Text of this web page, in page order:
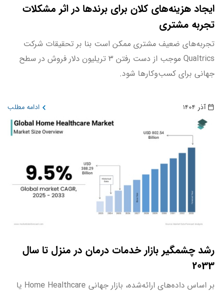
ایجاد هزینه‌های کلان برای برندها در اثر مشکلات
تجربه مشتری
تجربه‌های ضعیف مشتری ممکن است بنا بر تحقیقات شرکت
Qualtrics موجب از دست رفتن ۳ تریلیون دلار فروش در سطح
جهانی برای کسب‌وکارها شود.
آذر 1404 ادامه مطلب
رشد چشمگیر بازار خدمات درمان در منزل تا سال
2033
بر اساس داده‌های ارائه‌شده، بازار جهانی Home Healthcare یا